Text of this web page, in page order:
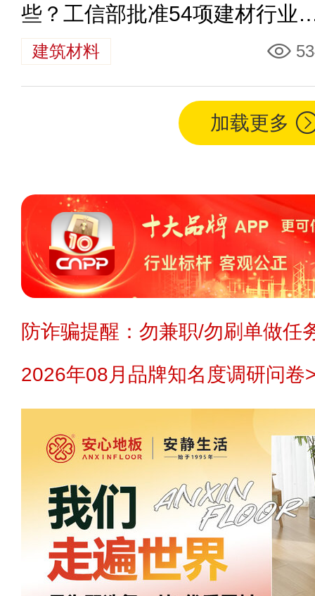
些？工信部批准54项建材行业
准建筑材料
加载更多
防诈骗提醒：勿兼职/勿刷单做任
2026年08月品牌知名度调研问卷